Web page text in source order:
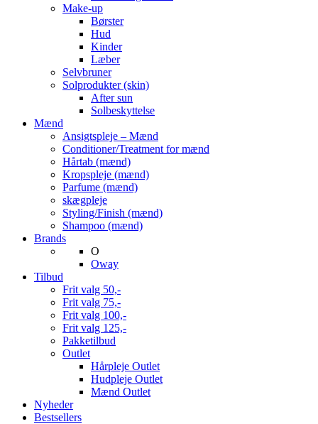
Make-up
Børster
Hud
Kinder
Læber
Selvbruner
Solprodukter (skin)
After sun
Solbeskyttelse
Mænd
Ansigtspleje – Mænd
Conditioner/Treatment for mænd
Hårtab (mænd)
Kropspleje (mænd)
Parfume (mænd)
skægpleje
Styling/Finish (mænd)
Shampoo (mænd)
Brands
O
Oway
Tilbud
Frit valg 50,-
Frit valg 75,-
Frit valg 100,-
Frit valg 125,-
Pakketilbud
Outlet
Hårpleje Outlet
Hudpleje Outlet
Mænd Outlet
Nyheder
Bestsellers